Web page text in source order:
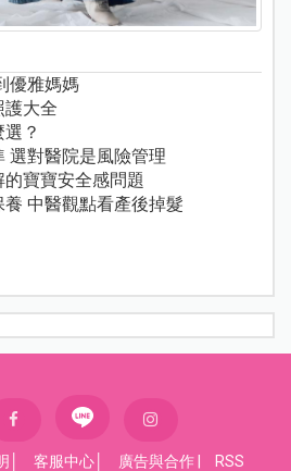
優雅媽媽
護大全
？
選對醫院是風險管理
寶寶安全感問題
中醫觀點看產後掉髮
客服中心 廣告與合作 RSS